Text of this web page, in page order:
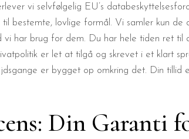
vi selvfølgelig EU’s
bestemte, lovlige formål. Vi samler kun
har brug for dem. Du har hele tiden ret
er let at tilgå og skrevet i et klart
er bygget op omkring det. Din
Din Garanti